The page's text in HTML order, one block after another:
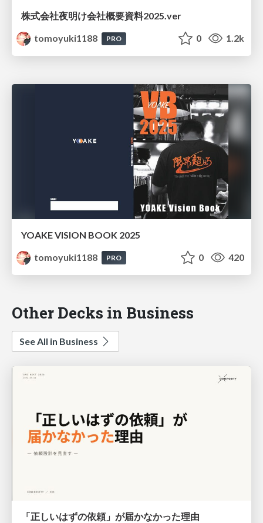
株式会社夜明け会社概要資料2025.ver
tomoyuki1188
PRO 0 1.2k
YOAKE VISION BOOK 2025
tomoyuki1188
PRO 0 420
Other Decks in Business
See All in Business
「正しいはずの依頼」が届かなかった理由